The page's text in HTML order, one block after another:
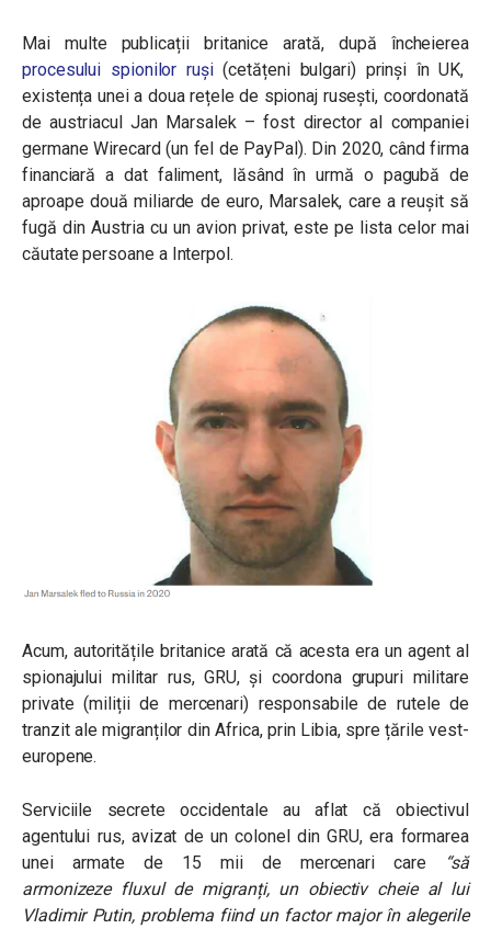
Mai multe publicații britanice arată, după încheierea
procesului spionilor ruși(cetățeni bulgari) prinși în UK,
existența unei a doua rețele de spionaj rusești, coordonată
de austriacul Jan Marsalek – fost director al companiei
germane Wirecard (un fel de PayPal). Din 2020, când firma
financiară a dat faliment, lăsând în urmă o pagubă de
aproape două miliarde de euro, Marsalek, care a reușit să
fugă din Austria cu un avion privat, este pe lista celor mai
căutate persoane a Interpol.
Acum, autoritățile britanice arată că acesta era un agent al
spionajului militar rus, GRU, și coordona grupuri militare
private (miliții de mercenari) responsabile de rutele de
tranzit ale migranților din Africa, prin Libia, spre țările vest-
europene.
Serviciile secrete occidentale au aflat că obiectivul
agentului rus, avizat de un colonel din GRU, era formarea
unei armate de 15 mii de mercenari care
“să
armonizeze fluxul de migranți, un obiectiv cheie al lui
Vladimir Putin, problema fiind un factor major în alegerile